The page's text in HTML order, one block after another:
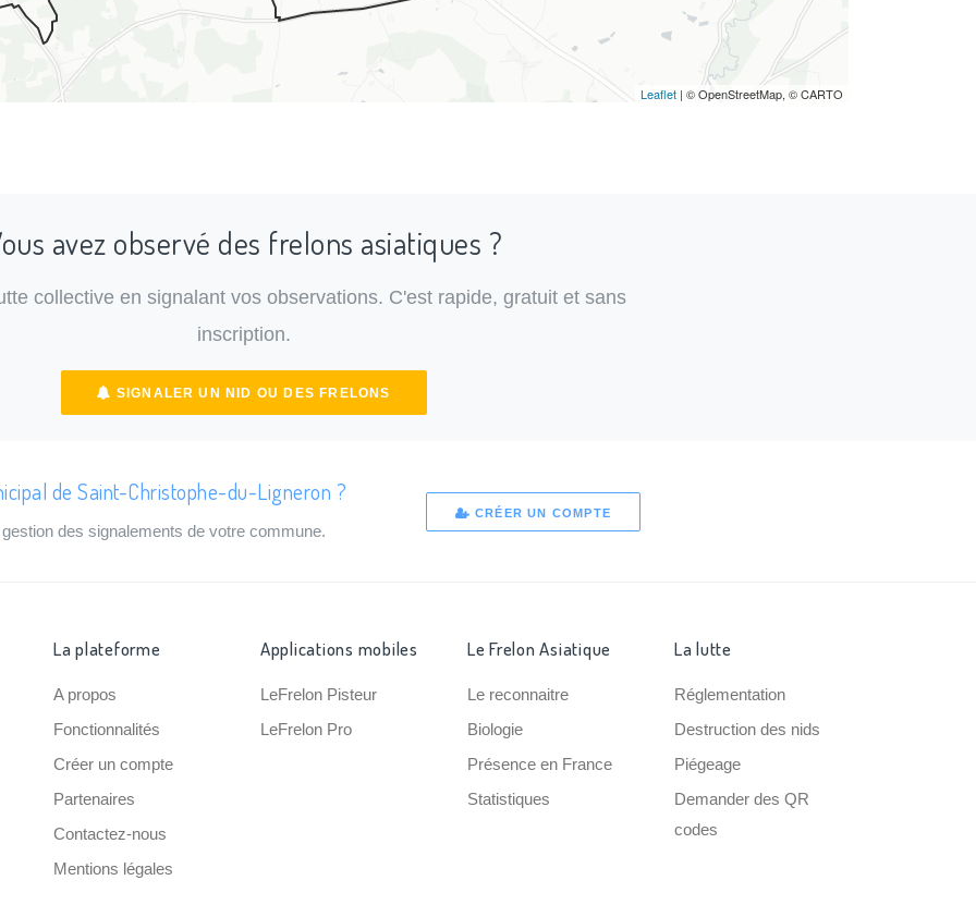
Leaflet | © OpenStreetMap, © CARTO
avez observé des frelons asiatiques ?
collective en signalant vos observations. C'est rapide, gratuit et sans
inscription.
SIGNALER UN NID OU DES FRELONS
de Saint-Christophe-du-Ligneron ?
des signalements de votre commune.
CRÉER UN COMPTE
La plateforme
A propos
Fonctionnalités
Créer un compte
Partenaires
Contactez-nous
Mentions légales
Applications mobiles
LeFrelon Pisteur
LeFrelon Pro
Le Frelon Asiatique
Le reconnaitre
Biologie
Présence en France
Statistiques
La lutte
Réglementation
Destruction des nids
Piégeage
Demander des QR
codes